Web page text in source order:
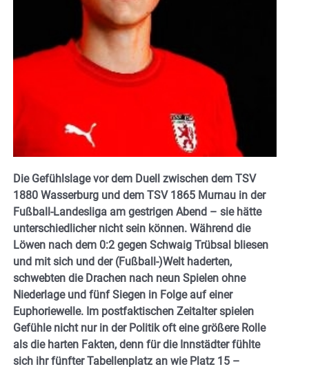
Die Gefühlslage vor dem Duell zwischen dem TSV
1880 Wasserburg und dem TSV 1865 Murnau in der
Fußball-Landesliga am gestrigen Abend – sie hätte
unterschiedlicher nicht sein können. Während die
Löwen nach dem 0:2 gegen Schwaig Trübsal bliesen
und mit sich und der (Fußball-)Welt haderten,
schwebten die Drachen nach neun Spielen ohne
Niederlage und fünf Siegen in Folge auf einer
Euphoriewelle. Im postfaktischen Zeitalter spielen
Gefühle nicht nur in der Politik oft eine größere Rolle
als die harten Fakten, denn für die Innstädter fühlte
sich ihr fünfter Tabellenplatz an wie Platz 15 –